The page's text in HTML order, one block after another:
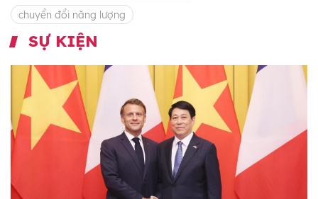
chuyển đổi năng lượng
SỰ KIỆN